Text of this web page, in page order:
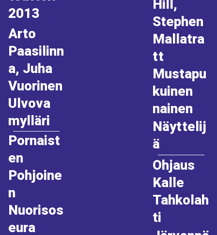
2013
Arto
Paasilinn
a, Juha
Vuorinen
Ulvova
mylläri
Pornaist
en
Pohjoine
n
Nuorisos
eura
Hill,
Stephen
Mallatra
tt
Mustapu
kuinen
nainen
Näyttelij
ä
Ohjaus
Kalle
Tahkolah
ti